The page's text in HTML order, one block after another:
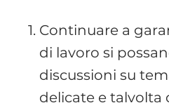
Continuare a
di lavoro si
discussioni su
delicate e talvolta